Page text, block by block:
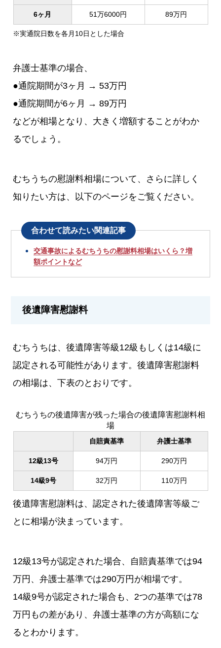
6ヶ月 51万6000円 89万円
※実通院日数を各月10日とした場合
弁護士基準の場合、
●通院期間が3ヶ月 → 53万円
●通院期間が6ヶ月 → 89万円
などが相場となり、大きく増額することがわか
るでしょう。
むちうちの慰謝料相場について、さらに詳しく
知りたい方は、以下のページをご覧ください。
合わせて読みたい関連記事
交通事故によるむちうちの慰謝料相場はいくら？増
額ポイントなど
後遺障害慰謝料
むちうちは、後遺障害等級12級もしくは14級に
認定される可能性があります。後遺障害慰謝料
の相場は、下表のとおりです。
むちうちの後遺障害が残った場合の後遺障害慰謝料相
場
自賠責基準 弁護士基準
12級13号 94万円 290万円
14級9号 32万円 110万円
後遺障害慰謝料は、認定された後遺障害等級ご
とに相場が決まっています。
12級13号が認定された場合、自賠責基準では94
万円、弁護士基準では290万円が相場です。
14級9号が認定された場合も、2つの基準では78
万円もの差があり、弁護士基準の方が高額にな
るとわかります。